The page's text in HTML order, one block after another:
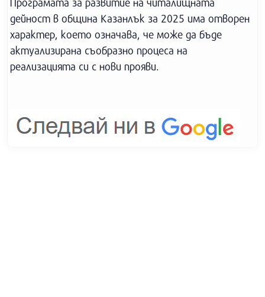
дейност в община Казанлък за 2025 има отворен
характер, което означава, че може да бъде
актуализирана съобразно процеса на
реализацията си с нови прояви.